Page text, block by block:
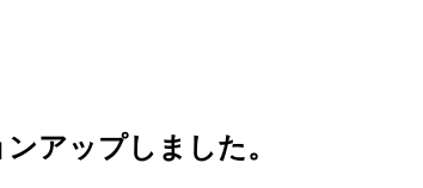
アップしました。